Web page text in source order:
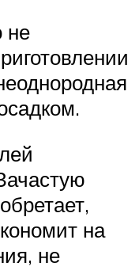
не
на
не